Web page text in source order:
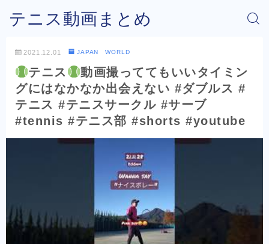
テニス動画まとめ
2021.12.01 JAPAN WORLD
テニス
動画撮っててもいいタイミン
グにはなかなか出会えない #ダブルス #
テニス #テニスサークル #サーブ
#tennis #テニス部 #shorts #youtube